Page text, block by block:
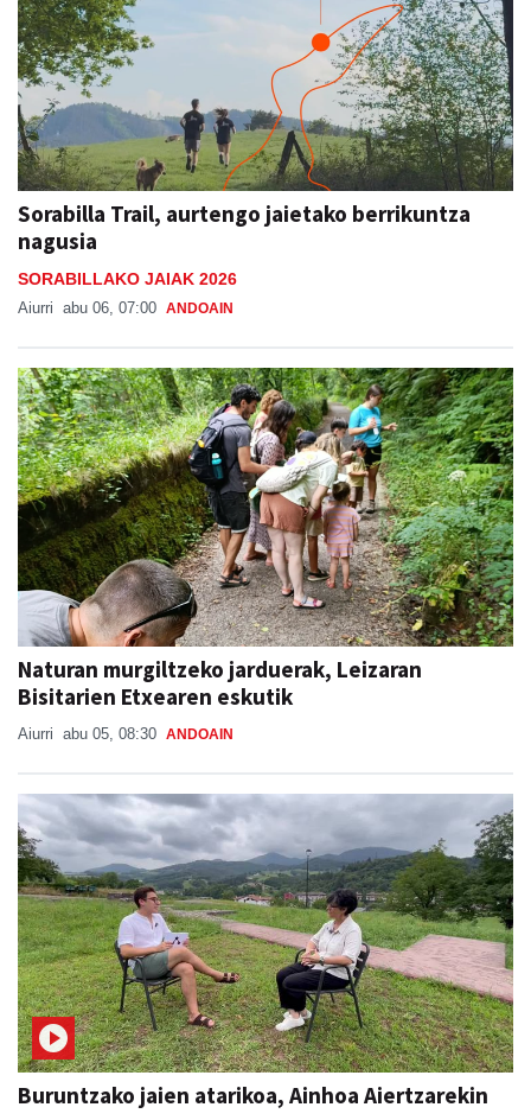
Sorabilla Trail, aurtengo jaietako berrikuntza
nagusia
SORABILLAKO JAIAK 2026
Aiurri abu 06, 07:00 ANDOAIN
Naturan murgiltzeko jarduerak, Leizaran
Bisitarien Etxearen eskutik
Aiurri abu 05, 08:30 ANDOAIN
Buruntzako jaien atarikoa, Ainhoa Aiertzarekin